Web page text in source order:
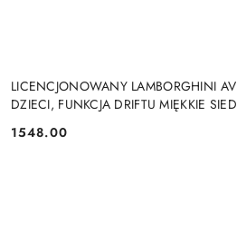
LICENCJONOWANY LAMBORGHINI
DZIECI, FUNKCJA DRIFTU MIĘKKIE
Cena:
1548.00